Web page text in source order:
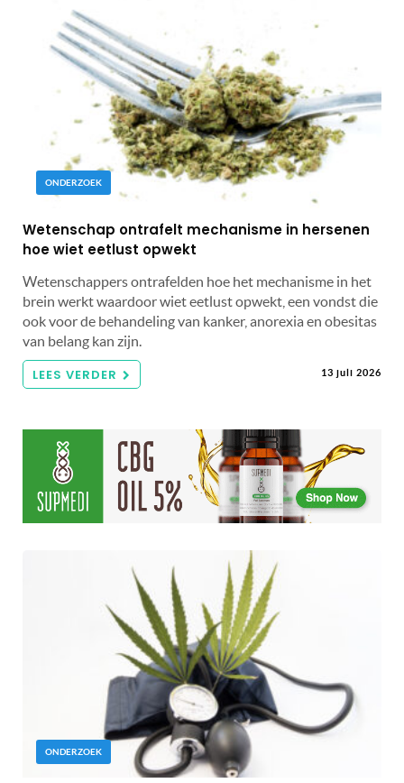
ONDERZOEK
Wetenschap ontrafelt mechanisme in hersenen
hoe wiet eetlust opwekt
Wetenschappers ontrafelden hoe het mechanisme in het
brein werkt waardoor wiet eetlust opwekt, een vondst die
ook voor de behandeling van kanker, anorexia en obesitas
van belang kan zijn.
LEES VERDER 13 juli 2026
ONDERZOEK